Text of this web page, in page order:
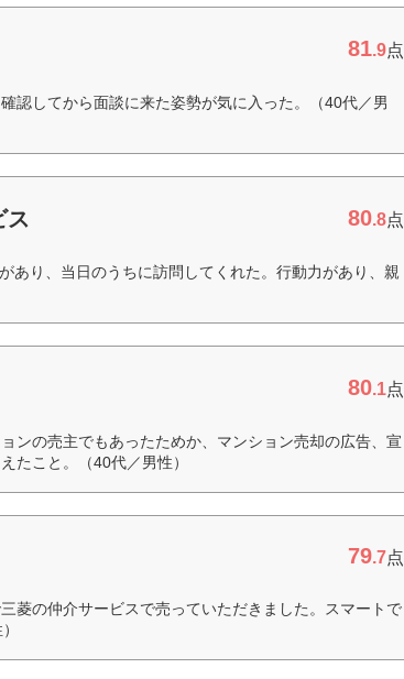
81.9点
認してから面談に来た姿勢が気に入った。（40代／男
ス 80.8点
あり、当日のうちに訪問してくれた。行動力があり、親
80.1点
ンの売主でもあったためか、マンション売却の広告、宣
たこと。（40代／男性）
79.7点
菱の仲介サービスで売っていただきました。スマートで